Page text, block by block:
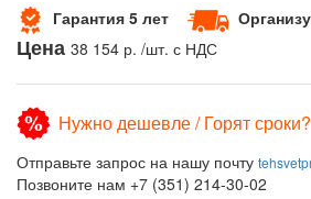
Гарантия 5 лет
Цена 38 154 р. /шт. с НДС
Нужно дешевле / Горят
Отправьте запрос на нашу почту
Позвоните нам +7 (351) 214-30-02